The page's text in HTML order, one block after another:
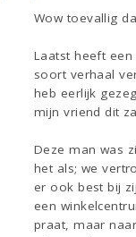
Wow toevallig
Laatst heeft
soort verhaal
heb eerlijk
mijn vriend dit
Deze man was
het als; we
er ook best bij
een
praat, maar